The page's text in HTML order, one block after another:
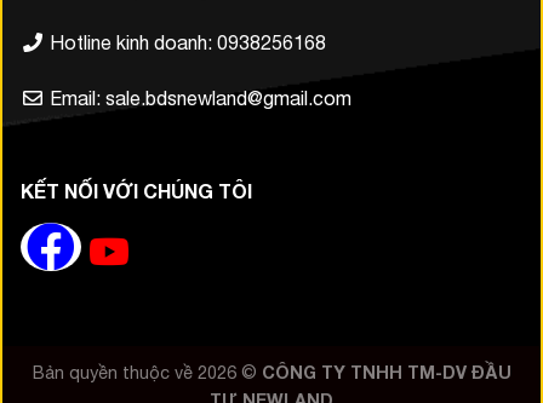
Hotline kinh doanh: 0938256168
Email: sale.bdsnewland@gmail.com
KẾT NỐI VỚI CHÚNG TÔI
Bản quyền thuộc về 2026 © CÔNG TY TNHH TM-DV ĐẦU